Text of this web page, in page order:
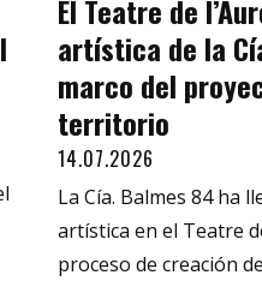
El Teatre de
artística de la
marco del
territorio
14.07.2026
La Cía. Balmes 84 ha
artística en el Teatre
proceso de creación